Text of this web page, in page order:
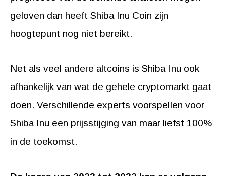
geloven dan heeft Shiba Inu Coin zijn
hoogtepunt nog niet bereikt.
Net als veel andere altcoins is Shiba Inu ook
afhankelijk van wat de gehele cryptomarkt gaat
doen. Verschillende experts voorspellen voor
Shiba Inu een prijsstijging van maar liefst 100%
in de toekomst.